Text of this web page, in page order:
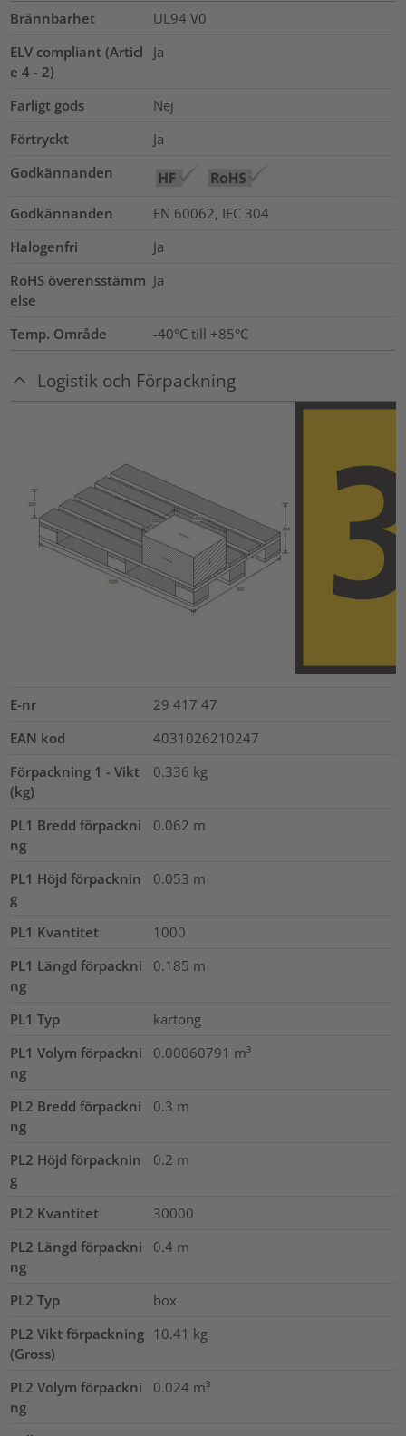
Brännbarhet
UL94 V0
ELV compliant (Articl
e 4 - 2)
Ja
Farligt gods
Nej
Förtryckt
Ja
Godkännanden
Godkännanden
EN 60062, IEC 304
Halogenfri
Ja
RoHS överensstämm
else
Ja
Temp. Område -40°C till +85°C
Logistik och Förpackning
E-nr
29 417 47
EAN kod
4031026210247
Förpackning 1 - Vikt
(kg)
0.336 kg
PL1 Bredd förpackni
ng
0.062 m
PL1 Höjd förpacknin
g
0.053 m
PL1 Kvantitet
1000
PL1 Längd förpackni
ng
0.185 m
PL1 Typ
kartong
PL1 Volym förpackni
ng
0.00060791 m³
PL2 Bredd förpackni
ng
0.3 m
PL2 Höjd förpacknin
g
0.2 m
PL2 Kvantitet
30000
PL2 Längd förpackni
ng
0.4 m
PL2 Typ
box
PL2 Vikt förpackning
(Gross)
10.41 kg
PL2 Volym förpackni
ng
0.024 m³